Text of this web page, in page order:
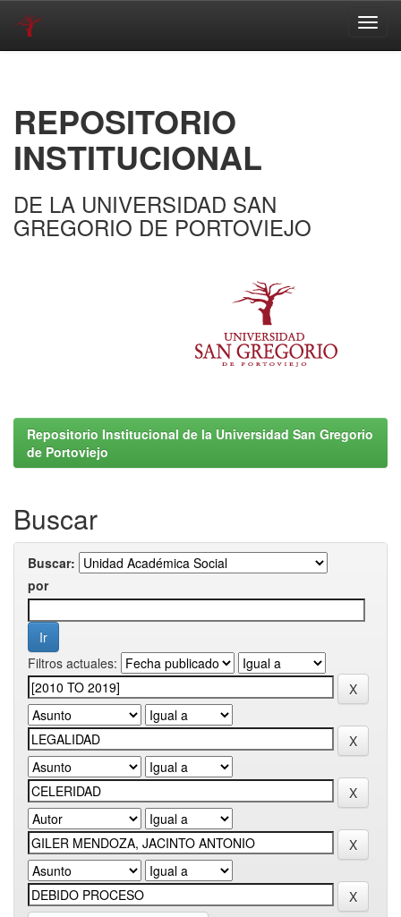
REPOSITORIO
INSTITUCIONAL
DE LA UNIVERSIDAD SAN
GREGORIO DE PORTOVIEJO
Repositorio Institucional de la Universidad San Gregorio
de Portoviejo
Buscar
Buscar:
por
Filtros actuales: